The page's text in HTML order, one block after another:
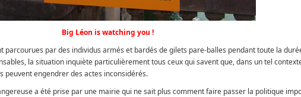
Big Léon is watching you !
parcourues par des individus armés et bardés de gilets pare-balles pendant toute la
la situation inquiète particulièrement tous ceux qui savent que, dans un tel
peuvent engendrer des actes inconsidérés.
a été prise par une mairie qui ne sait plus comment faire passer la politique